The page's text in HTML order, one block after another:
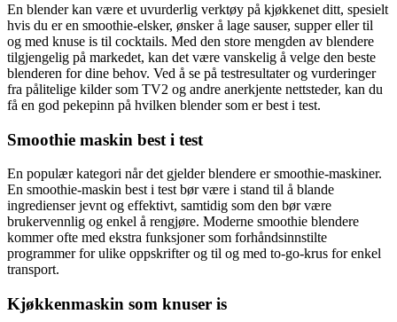
En blender kan være et uvurderlig verktøy på kjøkkenet ditt, spesielt
hvis du er en smoothie-elsker, ønsker å lage sauser, supper eller til
og med knuse is til cocktails. Med den store mengden av blendere
tilgjengelig på markedet, kan det være vanskelig å velge den beste
blenderen for dine behov. Ved å se på testresultater og vurderinger
fra pålitelige kilder som TV2 og andre anerkjente nettsteder, kan du
få en god pekepinn på hvilken blender som er best i test.
Smoothie maskin best i test
En populær kategori når det gjelder blendere er smoothie-maskiner.
En smoothie-maskin best i test bør være i stand til å blande
ingredienser jevnt og effektivt, samtidig som den bør være
brukervennlig og enkel å rengjøre. Moderne smoothie blendere
kommer ofte med ekstra funksjoner som forhåndsinnstilte
programmer for ulike oppskrifter og til og med to-go-krus for enkel
transport.
Kjøkkenmaskin som knuser is